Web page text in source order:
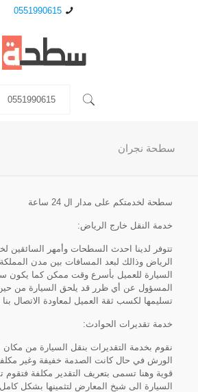
0551990615
0551990615
سطحة نجران
سطحة لخدمتكم على مدار ال 24 ساعة
خدمة النقل خارج الرياض:
تتوفر لدينا احدث السطحات وأمهر السائقين
الرياض وذالك لبعد المسافات بين مدن
السيارة للعميل بأسرع وقت ممكن كما يكون
المسؤول عن أي ظرر قد يلحق السيارة من
تسليمها لكسب ثقة العميل لمعاودة الاتصال بنا
خدمة تقديرات الحوادث:
نقوم بخدمة التقديرات بنقل السيارة من مكان
الورش في حال كانت الصدمة خفيفة وغير
قوية وهنا تسمى بتعريف التقدير مكلفة فتقوم
السيارة الى شيخ المعارض لتثمينها بشكل